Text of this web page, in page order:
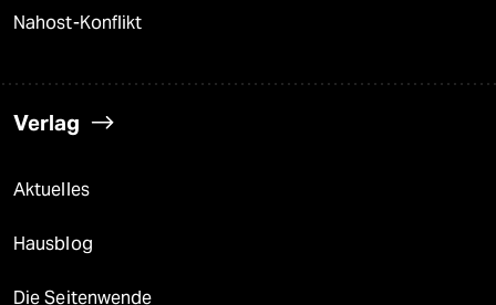
Nahost-Konflikt
Verlag
Aktuelles
Hausblog
Die Seitenwende